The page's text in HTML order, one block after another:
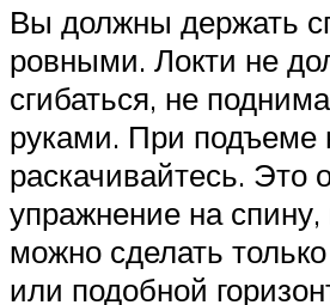
Вы должны держать
ровными. Локти не
сгибаться, не
руками. При подъеме
раскачивайтесь. Это
упражнение на спину,
можно сделать
или подобной